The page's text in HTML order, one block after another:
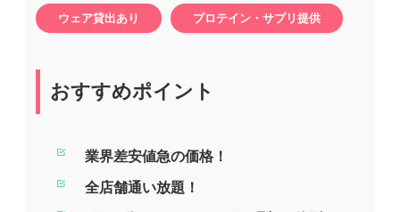
ウェア貸出あり プロテイン・サプリ提供
おすすめポイント
業界差安値急の価格！
全店舗通い放題！